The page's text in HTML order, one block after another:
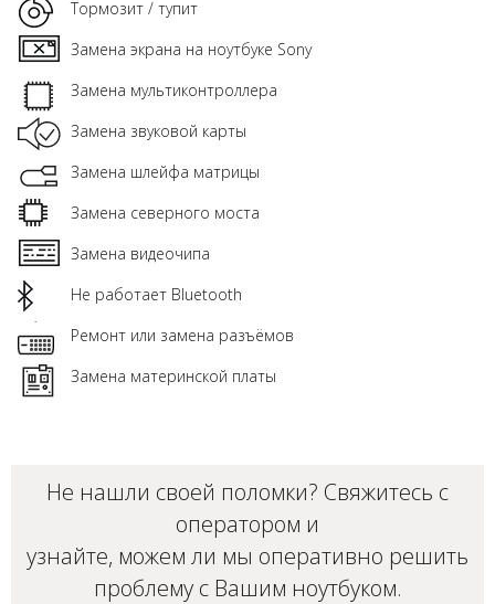
Тормозит / тупит
Замена экрана на ноутбуке Sony
Замена мультиконтроллера
Замена звуковой карты
Замена шлейфа матрицы
Замена северного моста
Замена видеочипа
Не работает Bluetooth
Ремонт или замена разъёмов
Замена материнской платы
Не нашли своей поломки? Свяжитесь с
оператором и
узнайте, можем ли мы оперативно решить
проблему с Вашим ноутбуком.